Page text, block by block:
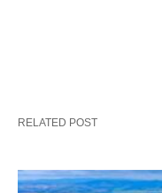
RELATED POST